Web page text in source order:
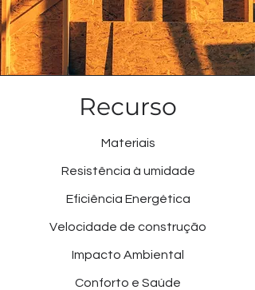
Recurso
Materiais
Resistência à umidade
Eficiência Energética
Velocidade de construção
Impacto Ambiental
Conforto e Saúde